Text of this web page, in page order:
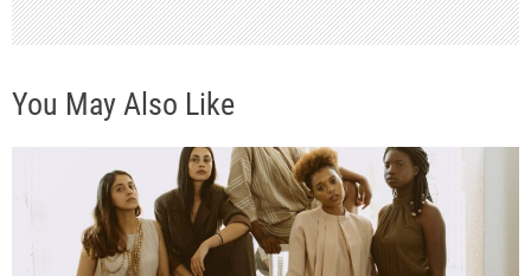
You May Also Like